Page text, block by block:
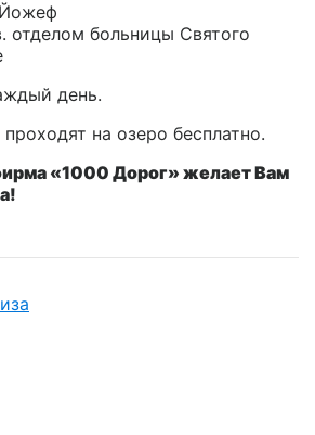
отделом больницы Святого
день.
на озеро бесплатно.
«1000 Дорог» желает Вам